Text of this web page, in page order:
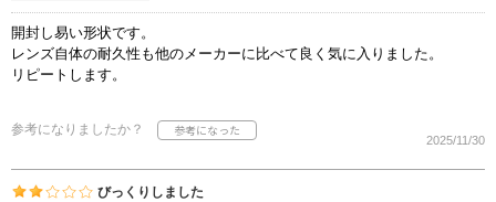
開封し易い形状です。
レンズ自体の耐久性も他のメーカーに比べて良く気に入りました。
リピートします。
参考になりましたか？
2025/11/30
びっくりしました